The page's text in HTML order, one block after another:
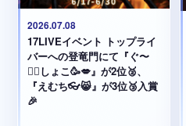
2026.07.08
17LIVEイベント トップライ
バーへの登竜門にて『ぐ〜
✊🏻‪しょこ🥳💋』が2位🥈、
『えむち👓😸』が3位🥉入賞
🎉